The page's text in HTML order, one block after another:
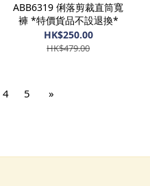
ABB6319 俐落剪裁直筒寬
褲 *特價貨品不設退換*
HK$250.00
HK$479.00
4 5 »